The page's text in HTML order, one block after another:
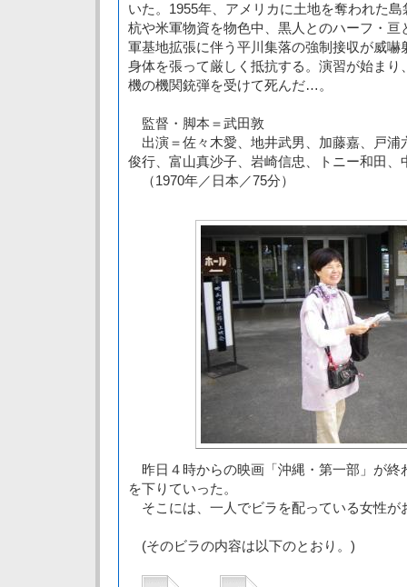
いた。1955年、アメリカに土地を奪われた
杭や米軍物資を物色中、黒人とのハーフ・亘
軍基地拡張に伴う平川集落の強制接収が威嚇
身体を張って厳しく抵抗する。演習が始まり
機の機関銃弾を受けて死んだ…。
監督・脚本＝武田敦
出演＝佐々木愛、地井武男、加藤嘉、戸浦
俊行、富山真沙子、岩崎信忠、トニー和田、
（1970年／日本／75分）
昨日４時からの映画「沖縄・第一部」が終
を下りていった。
そこには、一人でビラを配っている女性が
(そのビラの内容は以下のとおり。)